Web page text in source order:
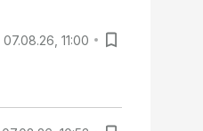
07.08.26, 11:00